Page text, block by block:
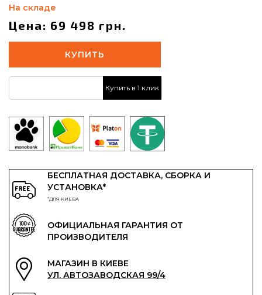
На складе
Цена: 69 498 грн.
КУПИТЬ
Купить в 1 клик
БЕСПЛАТНАЯ ДОСТАВКА, СБОРКА И
УСТАНОВКА*
*ДЛЯ КИЕВА
ОФИЦИАЛЬНАЯ ГАРАНТИЯ ОТ
ПРОИЗВОДИТЕЛЯ
МАГАЗИН В КИЕВЕ
УЛ. АВТОЗАВОДСКАЯ 99/4